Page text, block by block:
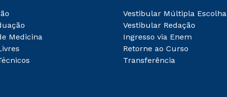
Medicina
Vestibular Múltipla Escolha
Vestibular Redação
Ingresso via Enem
Retorne ao Curso
Transferência